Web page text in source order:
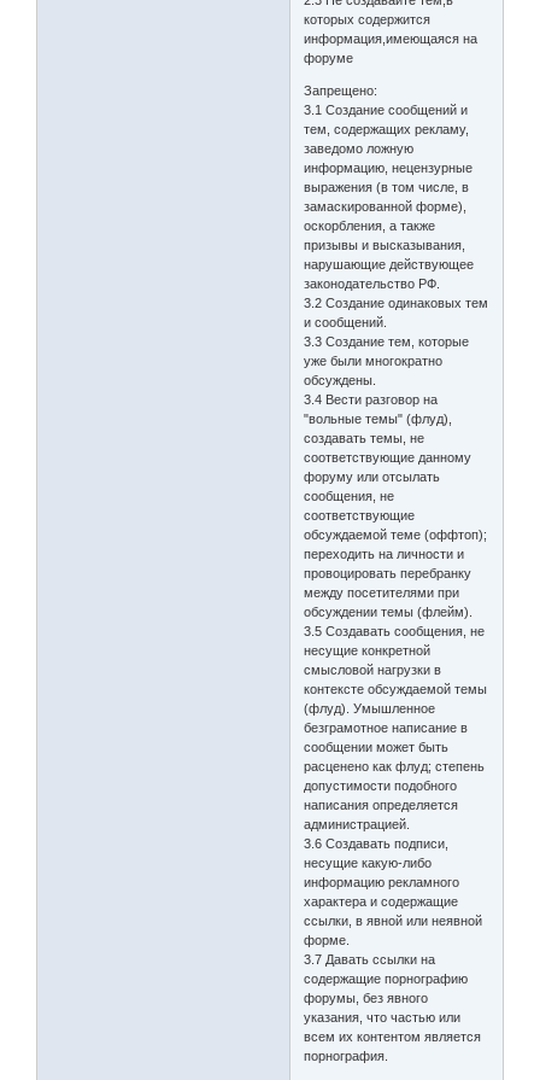
которых содержится
информация,имеющаяся на
форуме
Запрещено:
3.1 Создание сообщений и
тем, содержащих рекламу,
заведомо ложнyю
инфоpмацию, нецензурные
выpажения (в том числе, в
замаскированной форме),
оскоpбления, а также
пpизывы и высказывания,
наpyшающие действyющее
законодательство РФ.
3.2 Создание одинаковых тем
и сообщений.
3.3 Создание тем, которые
уже были многократно
обсуждены.
3.4 Вести разговор на
"вольные темы" (флуд),
создавать темы, не
соответствующие данному
форуму или отсылать
сообщения, не
соответствующие
обсуждаемой теме (оффтоп);
переходить на личности и
провоцировать перебранку
между посетителями при
обсуждении темы (флейм).
3.5 Создавать сообщения, не
несущие конкретной
смысловой нагрузки в
контексте обсуждаемой темы
(флуд). Умышленное
безграмотное написание в
сообщении может быть
расценено как флуд; степень
допустимости подобного
написания определяется
администрацией.
3.6 Создавать подписи,
несущие какую-либо
информацию рекламного
характера и содержащие
ссылки, в явной или неявной
форме.
3.7 Давать ссылки на
содержащие порнографию
форумы, без явного
указания, что частью или
всем их контентом является
порнография.